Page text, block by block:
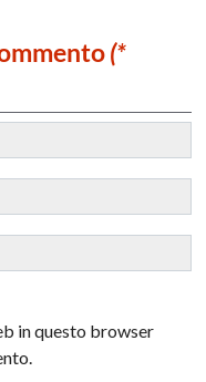
(*
in questo browser